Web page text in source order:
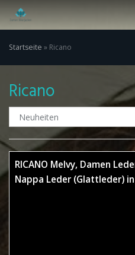
main
Startseite » Ricano
Ricano
RICANO Melvy, Damen
Nappa Leder (Glattleder)